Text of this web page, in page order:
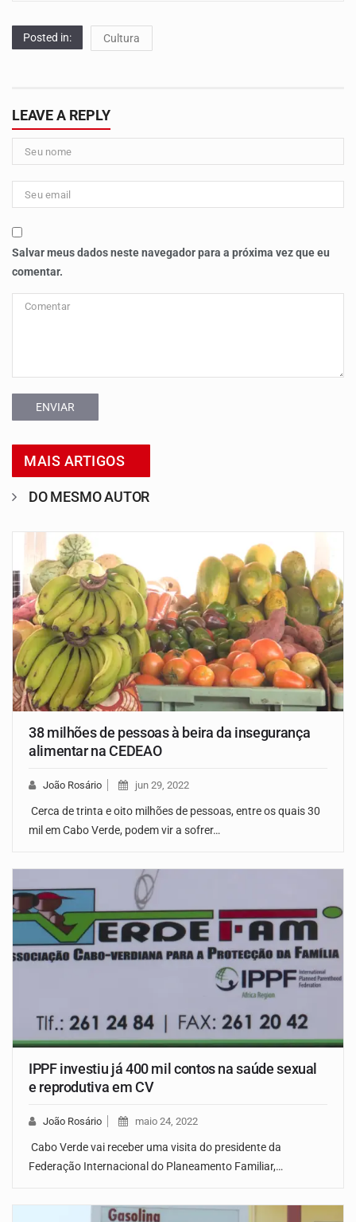
Posted in: Cultura
LEAVE A REPLY
Salvar meus dados neste navegador para a próxima vez que eu
comentar.
ENVIAR
MAIS ARTIGOS
DO MESMO AUTOR
38 milhões de pessoas à beira da insegurança
alimentar na CEDEAO
João Rosário jun 29, 2022
Cerca de trinta e oito milhões de pessoas, entre os quais 30
mil em Cabo Verde, podem vir a sofrer…
IPPF investiu já 400 mil contos na saúde sexual
e reprodutiva em CV
João Rosário maio 24, 2022
Cabo Verde vai receber uma visita do presidente da
Federação Internacional do Planeamento Familiar,…